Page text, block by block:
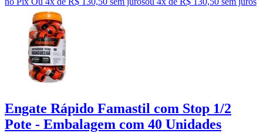
Engate Rápido Famastil com Stop 1/2
Pote - Embalagem com 40 Unidades